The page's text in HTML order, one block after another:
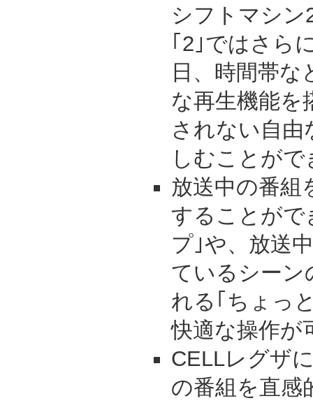
シフトマシン
｢2｣ではさら
日、時間帯
な再生機能を
されない自
しむことがで
放送中の番組
することがで
プ｣や、放送
ているシーン
れる｢ちょっ
快適な操作が
CELLレグザ
の番組を直感